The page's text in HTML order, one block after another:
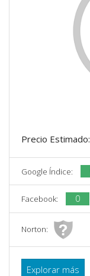
Precio Estimado:
Google Índice:
Facebook: 0
Norton:
Explorar más